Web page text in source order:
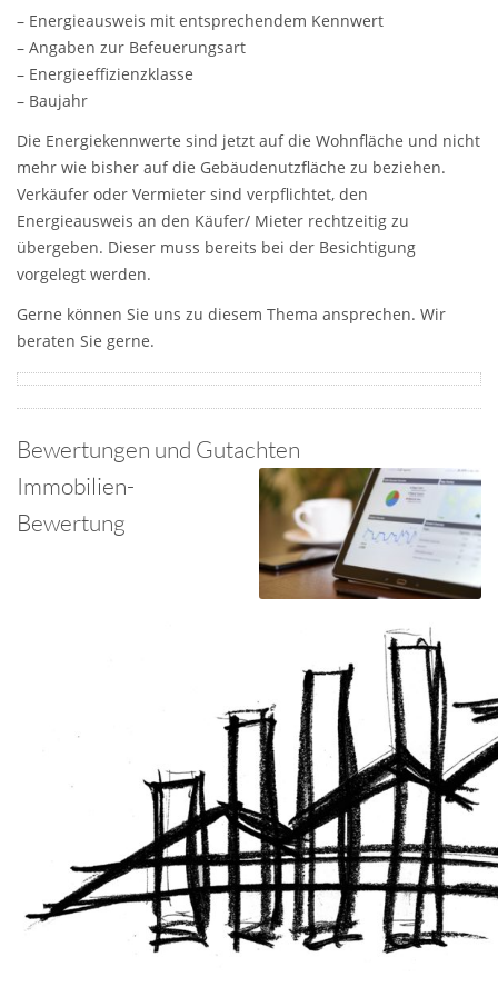
– Energieausweis mit entsprechendem Kennwert
– Angaben zur Befeuerungsart
– Energieeffizienzklasse
– Baujahr
Die Energiekennwerte sind jetzt auf die Wohnfläche und nicht
mehr wie bisher auf die Gebäudenutzfläche zu beziehen.
Verkäufer oder Vermieter sind verpflichtet, den
Energieausweis an den Käufer/ Mieter rechtzeitig zu
übergeben. Dieser muss bereits bei der Besichtigung
vorgelegt werden.
Gerne können Sie uns zu diesem Thema ansprechen. Wir
beraten Sie gerne.
Bewertungen und Gutachten
Immobilien-
Bewertung